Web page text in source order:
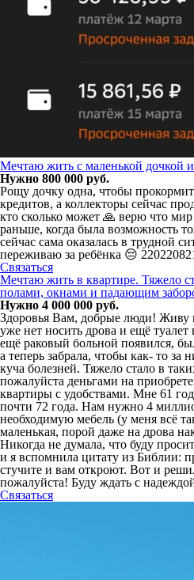
Мечтаю жить с маленькой дочкой и
Нужно 800 000 руб.
Рощу дочку одна, чтобы
кредитов, а коллекторы сейчас
кто сколько может 🙏 верю что
раньше, когда была возможность
сейчас сама оказалась в трудной
переживаю за ребёнка 😔
Связаться
Мечтаю жить в квартире. Тяжело
полами, окнами и падающим
Нужно 4 000 000 руб.
Здоровья Вам, добрые люди! Живу
уже нет носить дрова и ещё
ещё раковый больной появился,
а теперь забрала, чтобы как- то
куча болезней. Тяжело стало в
пожалуйста деньгами на
квартиры с удобствами. Мне 61
почти 72 года. Нам нужно 4
необходимую мебель (у меня всё
маленькая, порой даже на дрова
Никогда не думала, что буду
и я вспомнила цитату из Библии:
стучите и вам откроют. Вот и
пожалуйста! Буду ждать с
Связаться